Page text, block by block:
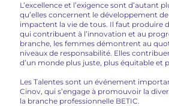
L’excellence et l’exigence sont d’autant
qu’elles concernent le développement
impactent la vie de tous. Il faut produire
qui contribuent à l’innovation et au
branche, les femmes démontrent au
niveaux de responsabilité. Elles
d’un monde plus juste, plus équitable et
Les Talentes sont un événement
Cinov, qui s’engage à promouvoir la
la branche professionnelle BETIC.